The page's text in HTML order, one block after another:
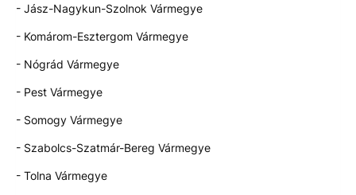
- Jász-Nagykun-Szolnok Vármegye
- Komárom-Esztergom Vármegye
- Nógrád Vármegye
- Pest Vármegye
- Somogy Vármegye
- Szabolcs-Szatmár-Bereg Vármegye
- Tolna Vármegye